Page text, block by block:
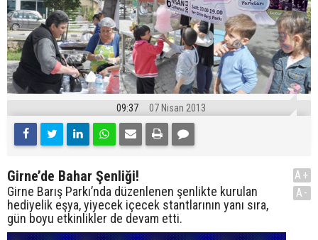
09:37 07 Nisan 2013
Girne’de Bahar Şenliği!
Girne Barış Parkı’nda düzenlenen şenlikte kurulan
hediyelik eşya, yiyecek içecek stantlarının yanı sıra,
gün boyu etkinlikler de devam etti.
A+
A-